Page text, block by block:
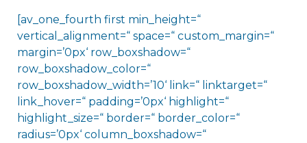
[av_one_fourth first min_height=“
vertical_alignment=“ space=“ custom_margin=“
margin=’0px‘ row_boxshadow=“
row_boxshadow_color=“
row_boxshadow_width=’10‘ link=“ linktarget=“
link_hover=“ padding=’0px‘ highlight=“
highlight_size=“ border=“ border_color=“
radius=’0px‘ column_boxshadow=“